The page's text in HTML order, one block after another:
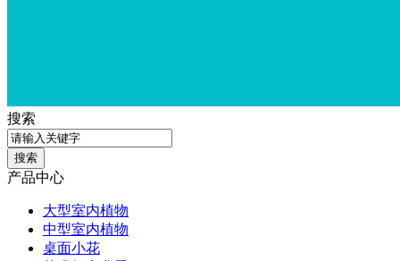
搜索
产品中心
大型室内植物
中型室内植物
桌面小花